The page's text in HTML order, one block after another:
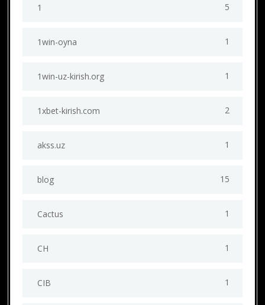
1 5
1win-oyna 1
1win-uz-kirish.org 1
1xbet-kirish.com 2
akss.uz 1
blog 15
Cactus 1
CH 1
CIB 1